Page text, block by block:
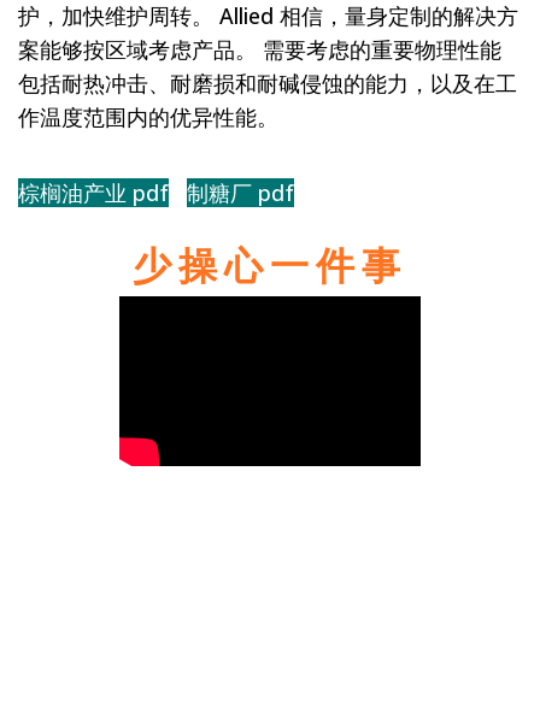
护，加快维护周转。 Allied 相信，量身定制的解决方
案能够按区域考虑产品。 需要考虑的重要物理性能
包括耐热冲击、耐磨损和耐碱侵蚀的能力，以及在工
作温度范围内的优异性能。
棕榈油产业 pdf 制糖厂 pdf
少操心一件事